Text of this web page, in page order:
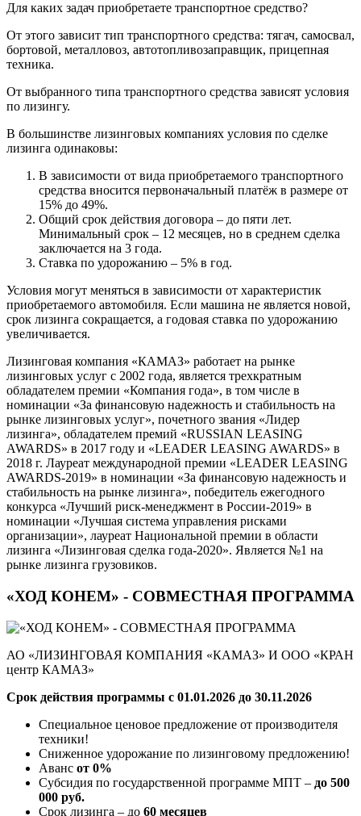
Для каких задач приобретаете транспортное средство?
От этого зависит тип транспортного средства: тягач, самосвал,
бортовой, металловоз, автотопливозаправщик, прицепная
техника.
От выбранного типа транспортного средства зависят условия
по лизингу.
В большинстве лизинговых компаниях условия по сделке
лизинга одинаковы:
В зависимости от вида приобретаемого транспортного
средства вносится первоначальный платёж в размере от
15% до 49%.
Общий срок действия договора – до пяти лет.
Минимальный срок – 12 месяцев, но в среднем сделка
заключается на 3 года.
Ставка по удорожанию – 5% в год.
Условия могут меняться в зависимости от характеристик
приобретаемого автомобиля. Если машина не является новой,
срок лизинга сокращается, а годовая ставка по удорожанию
увеличивается.
Лизинговая компания «КАМАЗ» работает на рынке
лизинговых услуг с 2002 года, является трехкратным
обладателем премии «Компания года», в том числе в
номинации «За финансовую надежность и стабильность на
рынке лизинговых услуг», почетного звания «Лидер
лизинга», обладателем премий «RUSSIAN LEASING
AWARDS» в 2017 году и «LEADER LEASING AWARDS» в
2018 г. Лауреат международной премии «LEADER LEASING
AWARDS-2019» в номинации «За финансовую надежность и
стабильность на рынке лизинга», победитель ежегодного
конкурса «Лучший риск-менеджмент в России-2019» в
номинации «Лучшая система управления рисками
организации», лауреат Национальной премии в области
лизинга «Лизинговая сделка года-2020». Является №1 на
рынке лизинга грузовиков.
«ХОД КОНЕМ» - СОВМЕСТНАЯ ПРОГРАММА
АО «ЛИЗИНГОВАЯ КОМПАНИЯ «КАМАЗ» И ООО «КРАН
центр КАМАЗ»
Срок действия программы с 01.01.2026 до 30.11.2026
Специальное ценовое предложение от производителя
техники!
Сниженное удорожание по лизинговому предложению!
Аванс от 0%
Субсидия по государственной программе МПТ – до 500
000 руб.
Срок лизинга – до 60 месяцев